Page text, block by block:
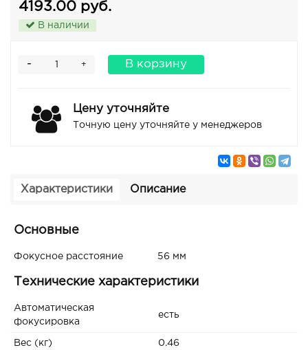
4193.00 руб.
В наличии
+
- В корзину
Цену уточняйте
Точную цену уточняйте у менеджеров
Характеристики Описание
Основные
Фокусное расстояние 56 мм
Технические характеристики
Автоматическая
фокусировка
есть
Вес (кг) 0.46